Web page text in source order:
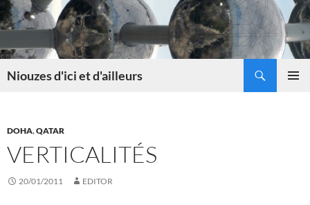
Skip
to
Niouzes d'ici et d'ailleurs
DOHA,QATAR
VERTICALITÉS
20/01/2011 EDITOR